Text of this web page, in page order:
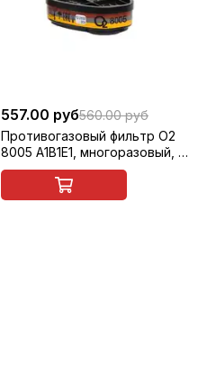
557.00 руб560.00 руб
Противогазовый фильтр О2
8005 A1B1E1, многоразовый, 1
шт